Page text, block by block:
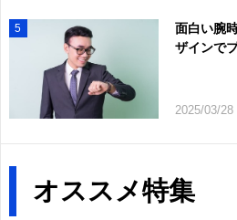
5
面白い腕
ザインで
オススメ特集